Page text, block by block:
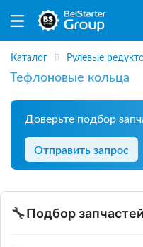
Каталог Рулевые
Тефлоновые кольца
Доверьте подбор
Отправить запрос
🔧Подбор